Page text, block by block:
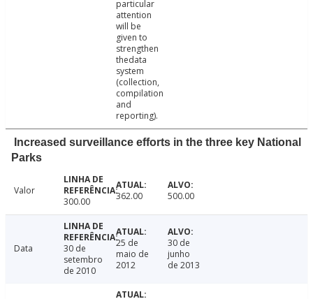
particular
attention
will be
given to
strengthen
thedata
system
(collection,
compilation
and
reporting).
Increased surveillance efforts in the three key National
Parks
Valor
300.00
362.00 500.00
Data
30 de
setembro
de 2010
25 de
maio de
2012
30 de
junho
de 2013